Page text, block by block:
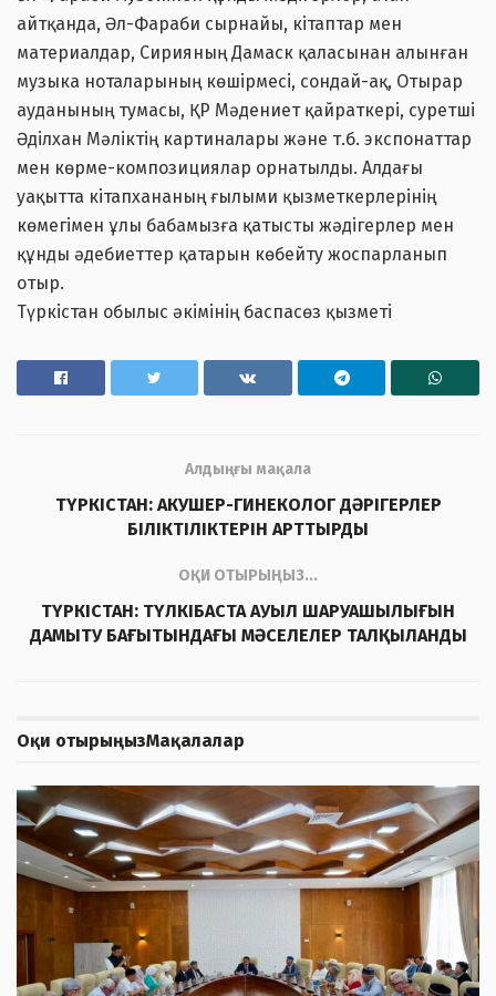
айтқанда, Әл-Фараби сырнайы, кітаптар мен
материалдар, Сирияның Дамаск қаласынан алынған
музыка ноталарының көшірмесі, сондай-ақ, Отырар
ауданының тумасы, ҚР Мәдениет қайраткері, суретші
Әділхан Мәліктің картиналары және т.б. экспонаттар
мен көрме-композициялар орнатылды. Алдағы
уақытта кітапхананың ғылыми қызметкерлерінің
көмегімен ұлы бабамызға қатысты жәдігерлер мен
құнды әдебиеттер қатарын көбейту жоспарланып
отыр.
Түркістан обылыс әкімінің баспасөз қызметі
Алдыңғы мақала
ТҮРКІСТАН: АКУШЕР-ГИНЕКОЛОГ ДӘРІГЕРЛЕР
БІЛІКТІЛІКТЕРІН АРТТЫРДЫ
ОҚИ ОТЫРЫҢЫЗ...
ТҮРКІСТАН: ТҮЛКІБАСТА АУЫЛ ШАРУАШЫЛЫҒЫН
ДАМЫТУ БАҒЫТЫНДАҒЫ МӘСЕЛЕЛЕР ТАЛҚЫЛАНДЫ
Оқи отырыңызМақалалар